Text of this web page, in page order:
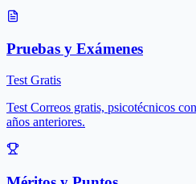
Pruebas y Exámenes
Test Gratis
Test Correos gratis, psicotécnicos
años anteriores.